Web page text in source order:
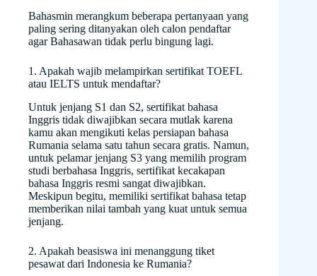
Bahasmin merangkum beberapa pertanyaan yang
paling sering ditanyakan oleh calon pendaftar
agar Bahasawan tidak perlu bingung lagi.
1. Apakah wajib melampirkan sertifikat TOEFL
atau IELTS untuk mendaftar?
Untuk jenjang S1 dan S2, sertifikat bahasa
Inggris tidak diwajibkan secara mutlak karena
kamu akan mengikuti kelas persiapan bahasa
Rumania selama satu tahun secara gratis. Namun,
untuk pelamar jenjang S3 yang memilih program
studi berbahasa Inggris, sertifikat kecakapan
bahasa Inggris resmi sangat diwajibkan.
Meskipun begitu, memiliki sertifikat bahasa tetap
memberikan nilai tambah yang kuat untuk semua
jenjang.
2. Apakah beasiswa ini menanggung tiket
pesawat dari Indonesia ke Rumania?